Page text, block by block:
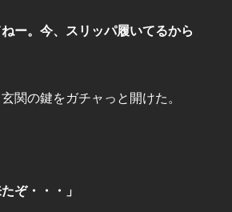
ー。今、スリッパ履いてるから
関の鍵をガチャっと開けた。
ぞ・・・」